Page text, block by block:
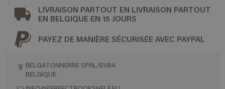
LIVRAISON PARTOUT EN LIVRAISON PARTOUT
EN BELGIQUE EN 15 JOURS
PAYEZ DE MANIÈRE SÉCURISÉE AVEC PAYPAL
BELGATONNERRE SPRL/BVBA
BELGIQUE